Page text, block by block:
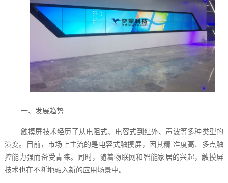
一、发展趋势
触摸屏技术经历了从电阻式、电容式到红外、声波等多种类型的
演变。目前，市场上主流的是电容式触摸屏，因其精 准度高、多点触
控能力强而备受青睐。同时，随着物联网和智能家居的兴起，触摸屏
技术也在不断地融入新的应用场景中。